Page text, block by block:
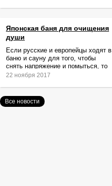
Японская баня для очищения
души
Если русские и европейцы ходят в
баню и сауну для того, чтобы
снять напряжение и помыться, то
жители Японии идут туда за
22 ноября 2017
Все новости